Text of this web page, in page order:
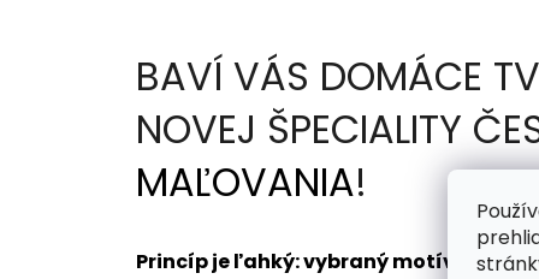
BAVÍ VÁS DOMÁCE
NOVEJ ŠPECIALITY
MAĽOVANIA!
Princíp je ľahký: vybraný motív